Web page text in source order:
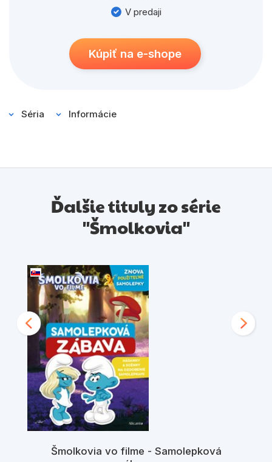
V predaji
Kúpiť na e-shope
Séria Informácie
Ďalšie tituly zo série
"Šmolkovia"
Šmolkovia vo filme - Samolepková